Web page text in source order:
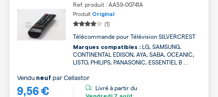
Ref. produit : AA59-00741A
Produit Original
(1)
Télécommande pour Télévision SILVERCREST
Marques compatibles : LG, SAMSUNG,
CONTINENTAL EDISON, AYA, SABA, OCEANIC,
LISTO, PHILIPS, PANASONIC, ESSENTIEL B ...
9,56 €
Vendu neuf parCellastor
Livré à partir du
Vendredi 7 août